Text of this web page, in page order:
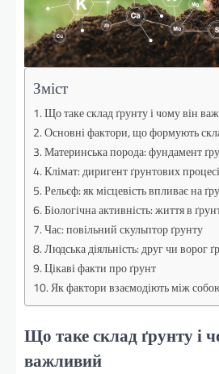
Зміст
Що таке склад ґрунту і чому він
Основні фактори, що формують
Материнська порода: фундамент
Клімат: диригент ґрунтових
Рельєф: як місцевість впливає на
Біологічна активність: життя в
Час: повільний скульптор ґрунту
Людська діяльність: друг чи ворог
Цікаві факти про ґрунт
Як фактори взаємодіють між
Що таке склад ґрунту і
важливий